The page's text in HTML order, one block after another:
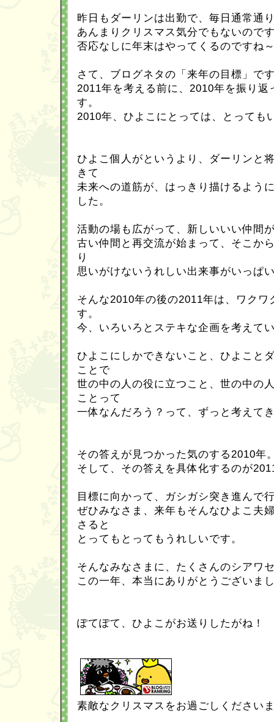
昨日もダーリンは出勤で、毎日通常通
あんまりクリスマス気分でもないので
否応なしに年末はやってくるのですね
さて、ブログネタの「来年の目標」で
2011年を考える前に、2010年を振り返
す。
2010年、ひよこにとっては、とっても
ひよこ個人がというより、ダーリンと
きて
未来への道筋が、はっきり描けるよう
した。
活動の場も広がって、新しいいい仲間
古い仲間と再交流が始まって、そこか
り
思いがけないうれしい出来事がいっぱ
そんな2010年の後の2011年は、ワクワ
す。
今、いろいろとステキな企画を考えて
ひよこにしかできないこと、ひよこと
ことで
世の中の人の役に立つこと、世の中の
ことって
一体なんだろう？って、ずっと考えて
その答えが見つかった気のする2010年
そして、その答えを具体化するのが
目標に向かって、ガシガシ突き進んで
ぜひみなさま、来年もそんなひよこ夫
さると
とってもとってもうれしいです。
そんなみなさまに、たくさんのシアワ
この一年、本当にありがとうございま
ぽてぽて、ひよこがお送りしたがね！
素敵なクリスマスをお過ごしください